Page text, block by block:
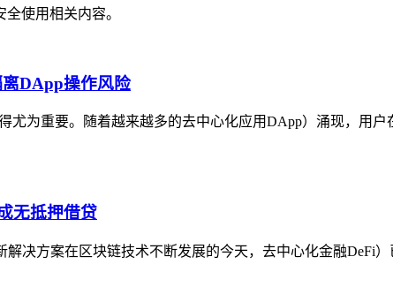
使用相关内容。
DApp操作风险
尤为重要。随着越来越多的去中心化应用DApp）涌现，用
无抵押借贷
决方案在区块链技术不断发展的今天，去中心化金融DeFi